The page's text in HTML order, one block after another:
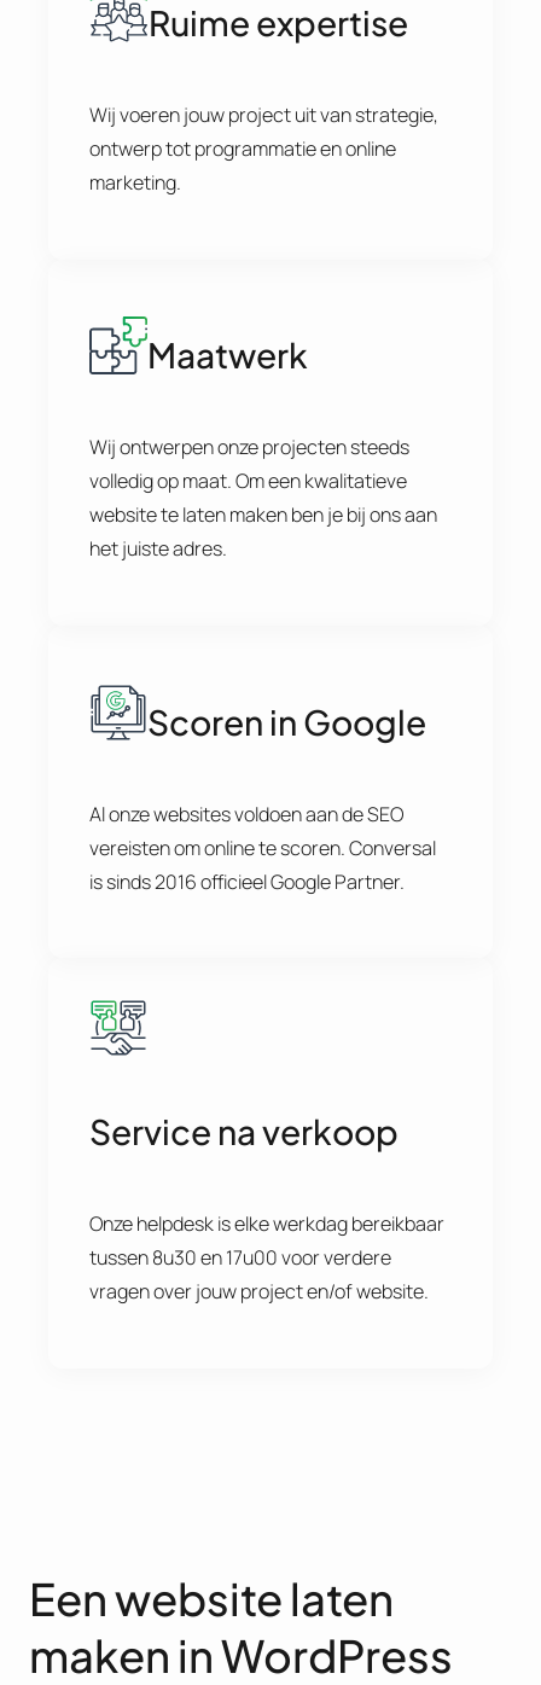
Ruime expertise
Wij voeren jouw project uit van strategie,
ontwerp tot programmatie en online
marketing.
Maatwerk
Wij ontwerpen onze projecten steeds
volledig op maat. Om een kwalitatieve
website te laten maken ben je bij ons aan
het juiste adres.
Scoren in Google
Al onze websites voldoen aan de SEO
vereisten om online te scoren. Conversal
is sinds 2016 officieel Google Partner.
Service na verkoop
Onze helpdesk is elke werkdag bereikbaar
tussen 8u30 en 17u00 voor verdere
vragen over jouw project en/of website.
Een website laten
maken in WordPress